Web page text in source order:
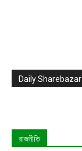
Daily Sharebazar
রাজনীতি